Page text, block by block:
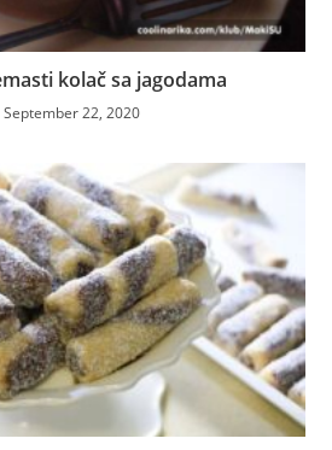
kolač sa jagodama
September 22, 2020